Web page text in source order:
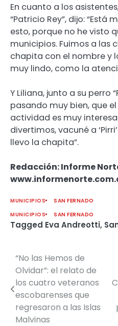
En cuanto a los
“Patricio Rey”, dijo:
esto, porque no he visto
municipios. Fuimos a las
chapita con el nombre y
muy lindo, como la
Y Liliana, junto a su perro
pasando muy bien, que
actividad es muy
divertimos, vacuné a
llevo la chapita”.
Redacción: Informe
MUNICIPIOS
SAN FERNADO
MUNICIPIOS
SAN FERNADO
Tagged Eva Andreotti,
Navegación
de
entradas
“No las Hemos de
Olvidar”: el relato de
los cuatro veteranos
escobarenses que
regresaron a las Islas
Malvinas